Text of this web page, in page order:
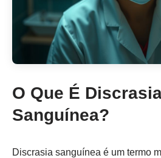
O Que É
Sanguínea?
Discrasia sanguínea é um termo